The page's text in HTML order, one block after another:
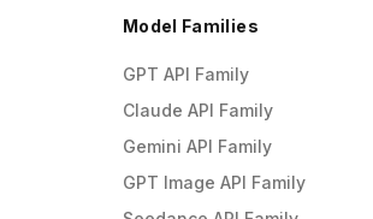
Model Families
GPT API Family
Claude API Family
Gemini API Family
GPT Image API Family